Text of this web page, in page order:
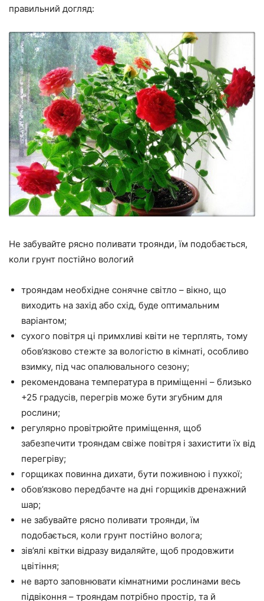
правильний догляд:
Не забувайте рясно поливати троянди, їм подобається,
коли грунт постійно вологий
трояндам необхідне сонячне світло – вікно, що
виходить на захід або схід, буде оптимальним
варіантом;
сухого повітря ці примхливі квіти не терплять, тому
обов’язково стежте за вологістю в кімнаті, особливо
взимку, під час опалювального сезону;
рекомендована температура в приміщенні – близько
+25 градусів, перегрів може бути згубним для
рослини;
регулярно провітрюйте приміщення, щоб
забезпечити трояндам свіже повітря і захистити їх від
перегріву;
горщиках повинна дихати, бути поживною і пухкої;
обов’язково передбачте на дні горщиків дренажний
шар;
не забувайте рясно поливати троянди, їм
подобається, коли грунт постійно волога;
зів’ялі квітки відразу видаляйте, щоб продовжити
цвітіння;
не варто заповнювати кімнатними рослинами весь
підвіконня – трояндам потрібно простір, та й